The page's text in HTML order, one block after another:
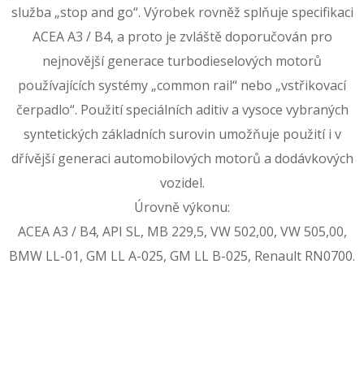
služba „stop and go“. Výrobek rovněž splňuje specifikaci
ACEA A3 / B4, a proto je zvláště doporučován pro
nejnovější generace turbodieselových motorů
používajících systémy „common rail“ nebo „vstřikovací
čerpadlo“. Použití speciálních aditiv a vysoce vybraných
syntetických základních surovin umožňuje použití i v
dřívější generaci automobilových motorů a dodávkových
vozidel.
Úrovně výkonu:
ACEA A3 / B4, API SL, MB 229,5, VW 502,00, VW 505,00,
BMW LL-01, GM LL A-025, GM LL B-025, Renault RN0700.